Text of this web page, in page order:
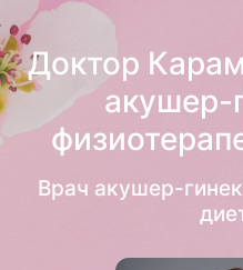
Доктор
акушер-
Врач акушер-